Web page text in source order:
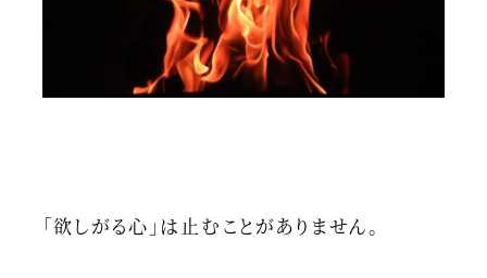
「欲しがる心」は止むことがありません。